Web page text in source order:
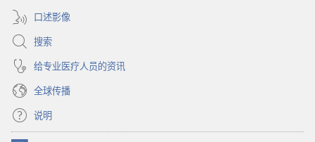
口述影像
搜索
给专业医疗人员的资讯
全球传播
说明